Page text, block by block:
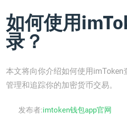
如何使用
录？
本文将向你介绍如何使用
管理和追踪你的加密货币交易。
发布者:imtoken钱包app官网